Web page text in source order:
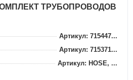
ТРУБОПРОВОДОВ
Артикул: 715447...
Артикул: 715371...
Артикул: HOSE, ...